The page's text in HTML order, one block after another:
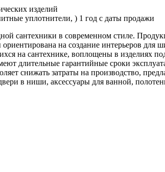
изделий
уплотнители, ) 1 год с даты продажи
сантехники в современном стиле.
на создание интерьеров для
на сантехнике, воплощены в изделиях
длительные гарантийные сроки
снижать затраты на производство,
в ниши, аксессуары для ванной,